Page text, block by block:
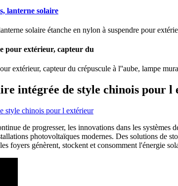
lanterne solaire
solaire étanche en nylon à suspendre pour
pour extérieur, capteur du
extérieur, capteur du crépuscule à l''aube, lampe
intégrée de style chinois pour l
de progresser, les innovations dans les
photovoltaïques modernes. Des solutions de
foyers génèrent, stockent et consomment l'énergie